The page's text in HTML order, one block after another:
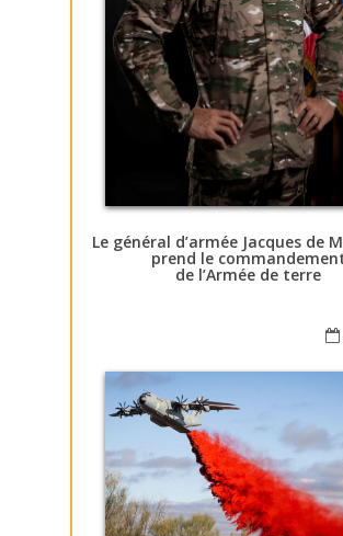
Le général d’armée Jacques de
prend le
de l’Armée de terre